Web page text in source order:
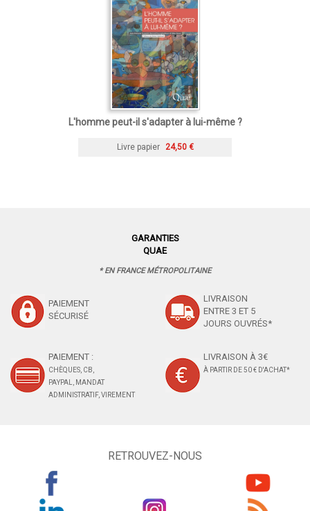
L'homme peut-il s'adapter à lui-même ?
Livre papier 24,50 €
GARANTIES
QUAE
* EN FRANCE MÉTROPOLITAINE
PAIEMENT
SÉCURISÉ
LIVRAISON
ENTRE 3 ET 5
JOURS OUVRÉS*
PAIEMENT :
CHÈQUES, CB,
PAYPAL, MANDAT
ADMINISTRATIF, VIREMENT
LIVRAISON À 3€
À PARTIR DE 50 € D'ACHAT*
RETROUVEZ-NOUS